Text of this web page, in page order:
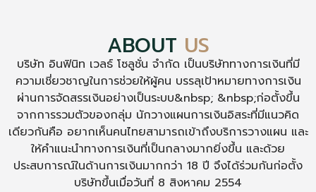
ABOUT US
บริษัท อินฟินิท เวลธ์ โซลูชั่น จำกัด เป็นบริษัททางการเงินที่มี
ความเชี่ยวชาญในการช่วยให้ผู้คน บรรลุเป้าหมายทางการเงิน
ผ่านการจัดสรรเงินอย่างเป็นระบบ&nbsp; &nbsp;ก่อตั้งขึ้น
จากการรวมตัวของกลุ่ม นักวางแผนการเงินอิสระที่มีแนวคิด
เดียวกันคือ อยากเห็นคนไทยสามารถเข้าถึงบริการวางแผน และ
ให้คำแนะนำทางการเงินที่เป็นกลางมากยิ่งขึ้น และด้วย
ประสบการณ์ในด้านการเงินมากกว่า 18 ปี จึงได้ร่วมกันก่อตั้ง
บริษัทขึ้นเมื่อวันที่ 8 สิงหาคม 2554